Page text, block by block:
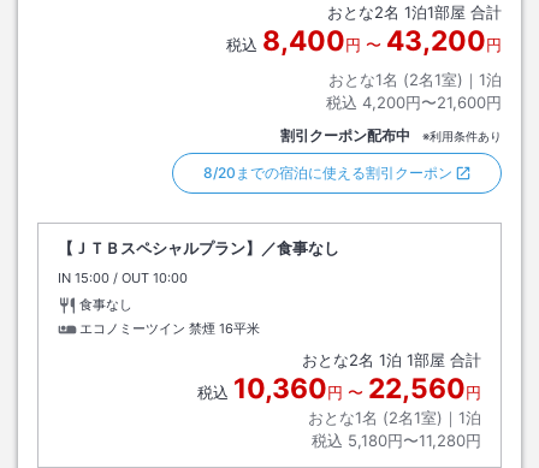
おとな2名 1泊1部屋 合計
税込 8,400円 〜 43,200円
おとな1名 (2名1室)｜ 1泊
税込 4,200円〜21,600円
割引クーポン配布中 ※利用条件あり
8/20までの宿泊に使える割引クーポン
【ＪＴＢスペシャルプラン】／食事なし
IN チェックイン
15:00 / OUT チェックアウト
10:00
食事なし
エコノミーツイン 禁煙 16平米
おとな2名 1泊 1部屋 合計
税込 10,360円 〜 22,560円
おとな1名 (2名1室)｜ 1泊
税込 5,180円〜11,280円